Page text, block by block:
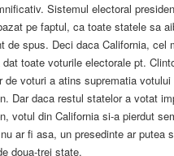
Sistemul electoral
pe faptul, ca toate statele sa
de spus. Deci daca California, cel
toate voturile electorale pt.
de voturi a atins suprematia votului
Dar daca restul statelor a votat
votul din California si-a pierdut
ar fi asa, un presedinte ar putea
doua-trei state.